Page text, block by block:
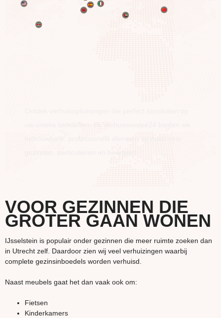
VOOR GEZINNEN DIE
GROTER GAAN WONEN
IJsselstein is populair onder gezinnen die meer ruimte zoeken dan
in Utrecht zelf. Daardoor zien wij veel verhuizingen waarbij
complete gezinsinboedels worden verhuisd.
Naast meubels gaat het dan vaak ook om:
Fietsen
Kinderkamers